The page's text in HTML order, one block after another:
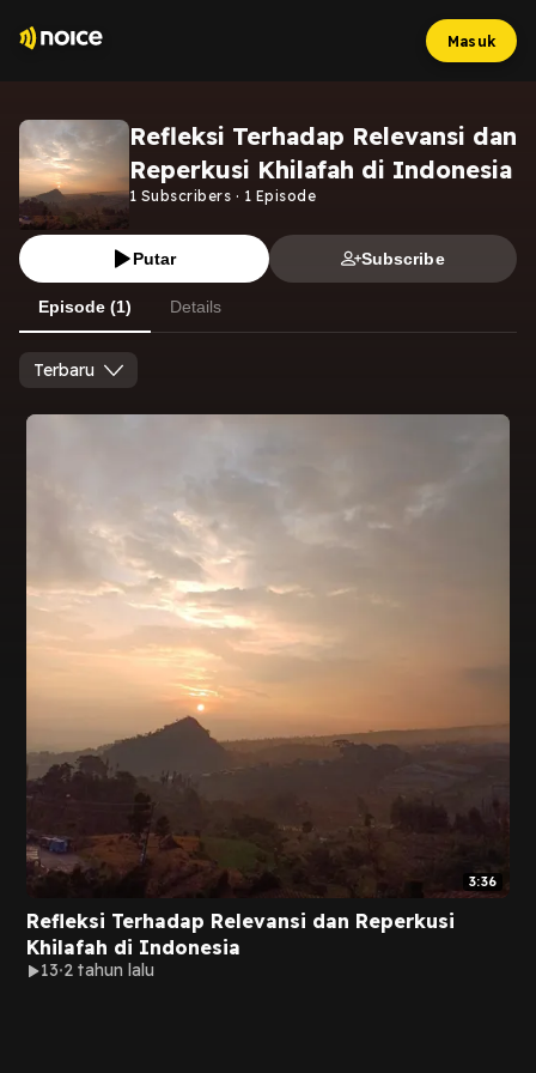
Masuk
Refleksi Terhadap Relevansi dan
Reperkusi Khilafah di Indonesia
1 Subscribers · 1 Episode
Putar Subscribe
Episode (1) Details
Terbaru
3:36
Refleksi Terhadap Relevansi dan Reperkusi
Khilafah di Indonesia
13 2 tahun lalu